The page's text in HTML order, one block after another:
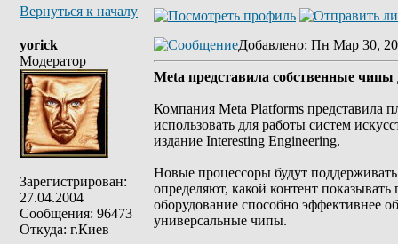
Вернуться к началу
yorick
Модератор
Зарегистрирован:
27.04.2004
Сообщения: 96473
Откуда: г.Киев
Добавлено: Пн Мар 30,
Meta представила собственные
Компания Meta Platforms представила
использовать для работы систем
издание Interesting Engineering.
Новые процессоры будут
определяют, какой контент
оборудование способно эффективнее
универсальные чипы.